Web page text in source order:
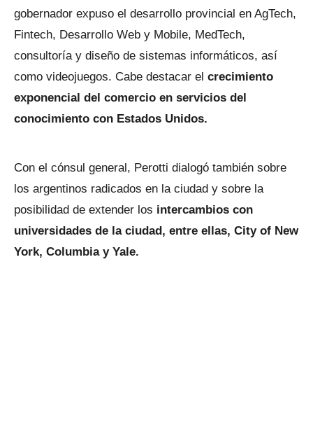
gobernador expuso el desarrollo provincial en AgTech,
Fintech, Desarrollo Web y Mobile, MedTech,
consultoría y diseño de sistemas informáticos, así
como videojuegos. Cabe destacar el crecimiento
exponencial del comercio en servicios del
conocimiento con Estados Unidos.
Con el cónsul general, Perotti dialogó también sobre
los argentinos radicados en la ciudad y sobre la
posibilidad de extender los intercambios con
universidades de la ciudad, entre ellas, City of New
York, Columbia y Yale.